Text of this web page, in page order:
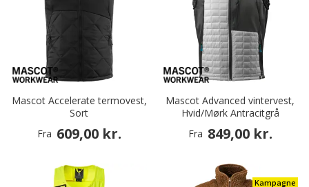
Mascot Accelerate termovest,
Sort
Fra 609,00 kr.
Mascot Advanced vintervest,
Hvid/Mørk Antracitgrå
Fra 849,00 kr.
Kampagne